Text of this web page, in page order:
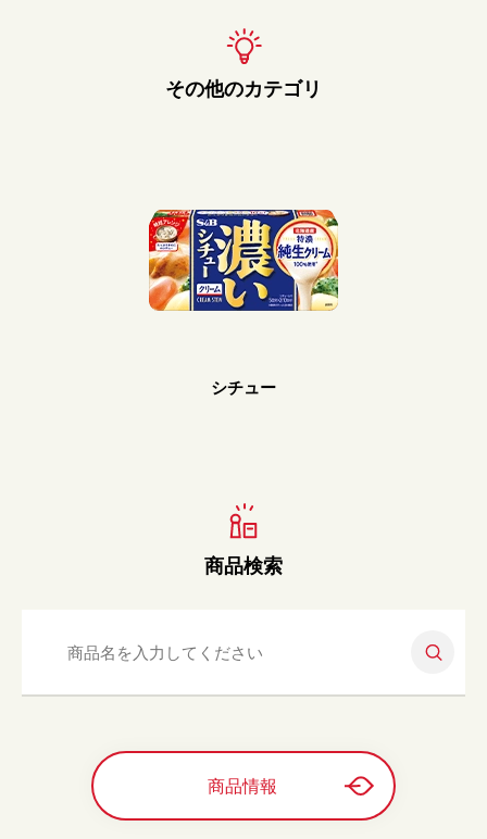
その他のカテゴリ
シチュー
商品検索
商品情報